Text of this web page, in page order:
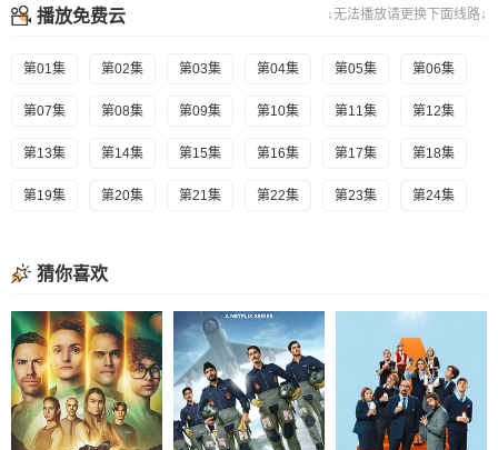
↓无法播放请更换下面线路↓
播放免费云
第01集 第02集 第03集 第04集 第05集 第06集
第07集 第08集 第09集 第10集 第11集 第12集
第13集 第14集 第15集 第16集 第17集 第18集
第19集 第20集 第21集 第22集 第23集 第24集
猜你喜欢